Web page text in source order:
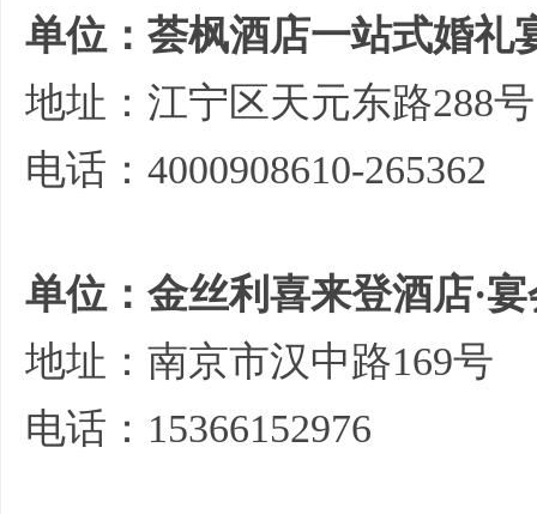
单位：荟枫酒店一站式婚礼
地址：江宁区天元东路288号
电话：4000908610-265362
单位：金丝利喜来登酒店·
地址：南京市汉中路169号
电话：15366152976